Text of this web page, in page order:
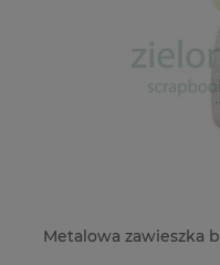
28mm k.srebrny wino